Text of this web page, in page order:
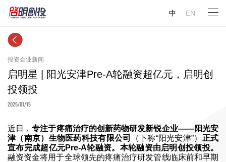
中 EN
投资企业新闻
启明星 | 阳光安津Pre-A轮融资超亿元，启明创
投领投
2025/01/15
近日，专注于疼痛治疗的创新药物研发新锐企业——阳光安
津（南京）生物医药科技有限公司
（下称“阳光安津”） 正式
宣布完成超亿元Pre-A轮融资。本轮融资由启明创投领投。
融资资金将用于全球领先的疼痛治疗研发管线临床前和早期